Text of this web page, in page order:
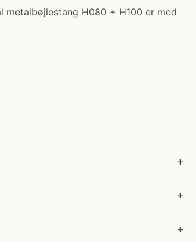
metalbøjlestang H080 + H100 er med